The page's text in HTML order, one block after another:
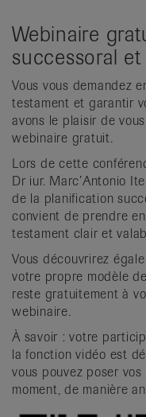
Webinaire
successoral
Vous vous demandez
testament et garantir
avons le plaisir de
webinaire gratuit.
Lors de cette
Dr iur. Marc’Antonio
de la planification
convient de prendre
testament clair et
Vous découvrirez
votre propre modèle
reste gratuitement à
webinaire.
À savoir : votre
la fonction vidéo est
vous pouvez poser
moment, de manière